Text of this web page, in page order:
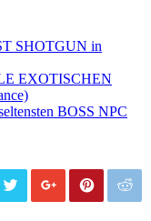
SHOTGUN in
EXOTISCHEN
BOSS NPC